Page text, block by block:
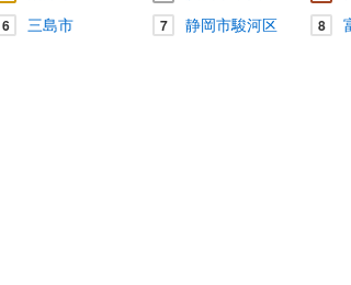
6 三島市 7 静岡市駿河区 8